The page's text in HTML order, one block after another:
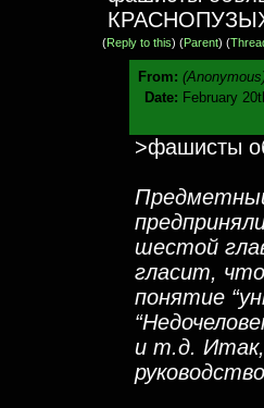
(Reply to this) (Parent) (
From:
Date: February
>фашисты
шестой
гласит,
понятие
и т.д. Итак,